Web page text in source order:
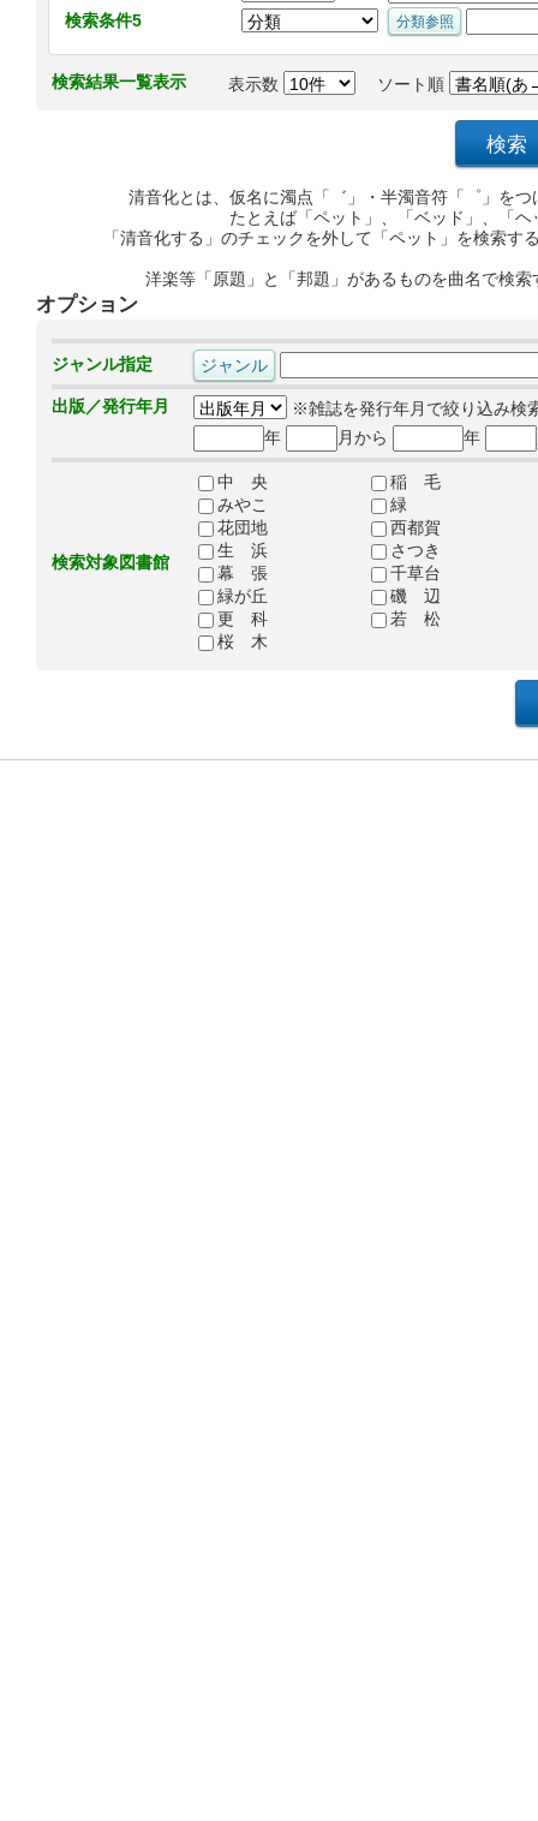
検索条件5
検索結果一覧表示 表示数 ソート順
清音化とは、仮名に濁点「゛」・半濁音符「゜」を
たとえば「ペット」、「ベッド」、「
「清音化する」のチェックを外して「ペット」を検索
洋楽等「原題」と「邦題」があるものを曲名で検
オプション
ジャンル指定
出版／発行年月
※雑誌を発行年月で絞り込み検
年
月から 年
検索対象図書館
中 央
稲 毛
みやこ
緑
花団地
西都賀
生 浜
さつき
幕 張
千草台
緑が丘
磯 辺
更 科
若 松
桜 木